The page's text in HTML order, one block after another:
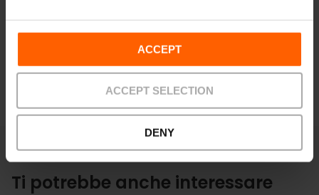
ACCEPT
ACCEPT SELECTION
DENY
Ti potrebbe anche interessare